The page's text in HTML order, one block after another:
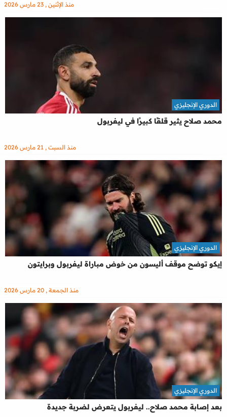
منذ الإثنين , 23 مارس 2026
محمد صلاح يثير قلقًا كبيرًا في ليفربول
الدوري الإنجليزي
منذ السبت , 21 مارس 2026
إيكو توضح موقف أليسون من خوض مباراة ليفربول وبرايتون
الدوري الإنجليزي
منذ الجمعة , 20 مارس 2026
بعد إصابة محمد صلاح.. ليفربول يتعرض لضربة جديدة
الدوري الإنجليزي